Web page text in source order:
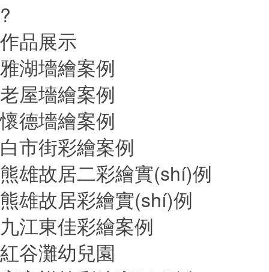
?
作品展示
雅湖墻繪案例
老屋墻繪案例
懷德墻繪案例
白市街彩繪案例
熊雄故居二彩繪實(shí)例
熊雄故居彩繪實(shí)例
九江東佳彩繪案例
紅谷灘幼兒園